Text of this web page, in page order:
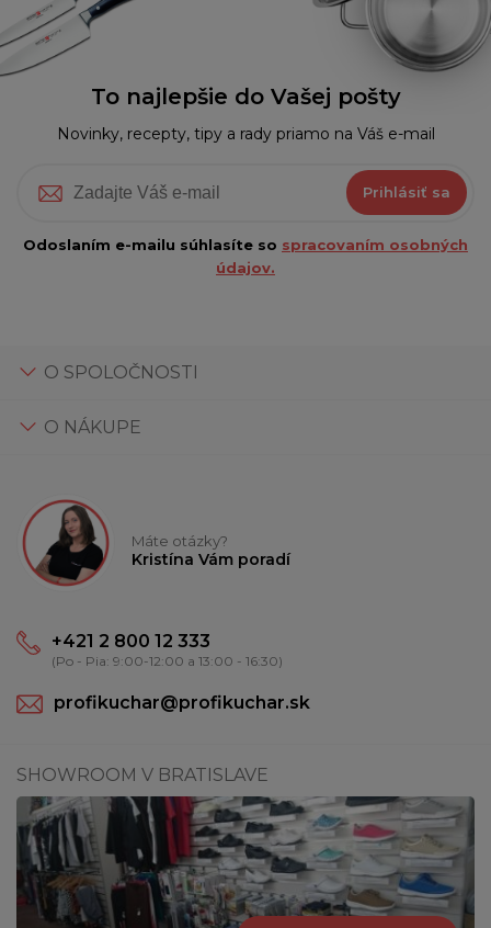
To najlepšie do Vašej pošty
Novinky, recepty, tipy a rady priamo na Váš e-mail
Prihlásiť sa
Odoslaním e-mailu súhlasíte so spracovaním osobných
údajov.
O SPOLOČNOSTI
O NÁKUPE
Máte otázky?
Kristína Vám poradí
+421 2 800 12 333
(Po - Pia: 9:00-12:00 a 13:00 - 16:30)
profikuchar@profikuchar.sk
SHOWROOM V BRATISLAVE